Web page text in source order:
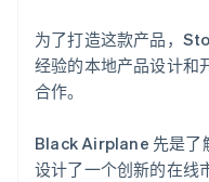
为了打造这款产品，
经验的本地产品设计和
合作。
Black Airplane 先是了
设计了一个创新的在线